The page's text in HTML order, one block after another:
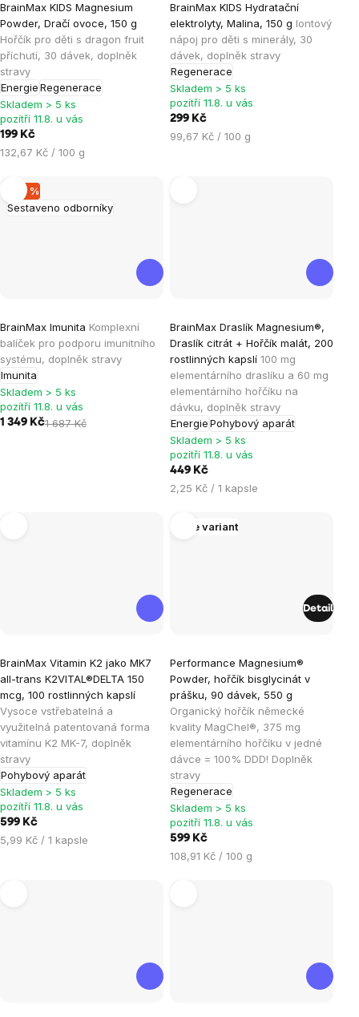
BrainMax KIDS Magnesium
Powder, Dračí ovoce, 150 g
Hořčík pro děti s dragon fruit
příchutí, 30 dávek, doplněk
stravy
EnergieRegenerace
hodnocení
produktu
je
5,0
z
5
hvězdiček.
Skladem > 5 ks
pozítří 11.8. u vás
199 Kč
Měrná
132,67 Kč / 100 g
BrainMax KIDS Hydratační
elektrolyty, Malina, 150 g Iontový
nápoj pro děti s minerály, 30
dávek, doplněk stravy
Regenerace
hodnocení
produktu
je
4,1
z
5
hvězdiček.
Skladem > 5 ks
pozítří 11.8. u vás
299 Kč
Měrná
99,67 Kč / 100 g
Sestaveno odborníky
–20 %
BrainMax Imunita Komplexní
balíček pro podporu imunitního
systému, doplněk stravy
Imunita
hodnocení
produktu
je
4,5
z
Skladem > 5 ks
pozítří 11.8. u vás
1 349 Kč1 687 Kč
BrainMax Draslík Magnesium®,
Draslík citrát + Hořčík malát, 200
rostlinných kapslí 100 mg
elementárního draslíku a 60 mg
elementárního hořčíku na
dávku, doplněk stravy
EnergiePohybový aparát
hodnocení
produktu
je
4,9
z
5
hvězdiček.
Skladem > 5 ks
pozítří 11.8. u vás
449 Kč
Měrná
2,25 Kč / 1 kapsle
BrainMax Vitamin K2 jako MK7
all-trans K2VITAL®DELTA 150
mcg, 100 rostlinných kapslí
Vysoce vstřebatelná a
využitelná patentovaná forma
vitamínu K2 MK-7, doplněk
stravy
Pohybový aparát
hodnocení
produktu
je
5,0
z
5
hvězdiček.
Skladem > 5 ks
pozítří 11.8. u vás
599 Kč
Měrná
5,99 Kč / 1 kapsle
Více variant
Performance Magnesium®
Powder, hořčík bisglycinát v
prášku, 90 dávek, 550 g
Organický hořčík německé
kvality MagChel®, 375 mg
elementárního hořčíku v jedné
dávce = 100% DDD! Doplněk
stravy
Regenerace
hodnocení
produktu
je
4,6
z
5
hvězdiček.
Skladem > 5 ks
pozítří 11.8. u vás
599 Kč
Měrná
108,91 Kč / 100 g
Detail